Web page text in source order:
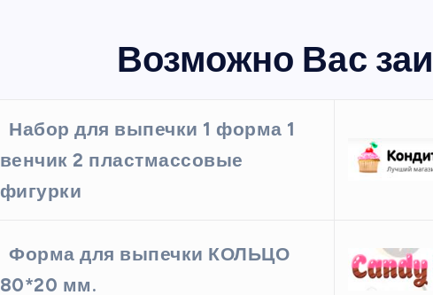
Возможно Вас
Набор для выпечки 1 форма 1
венчик 2 пластмассовые
фигурки
Форма для выпечки КОЛЬЦО
80*20 мм.